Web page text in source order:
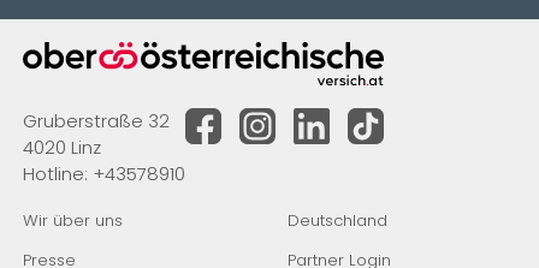
Gruberstraße 32
4020 Linz
Hotline: +43578910
Wir über uns
Presse
Deutschland
Partner Login